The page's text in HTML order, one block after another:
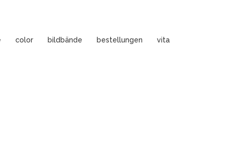
color bildbände bestellungen vita